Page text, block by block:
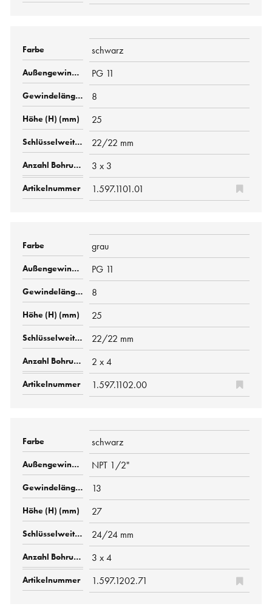
schwarz
PG 11
8
25
22/22 mm
3 x 3
1.597.1101.01
grau
PG 11
8
25
22/22 mm
2 x 4
1.597.1102.00
schwarz
NPT 1/2"
13
27
24/24 mm
3 x 4
1.597.1202.71